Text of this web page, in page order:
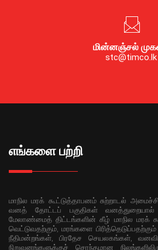
மின்னஞ்சல்
stc@timco.lk
எங்களை பற்றி
மாநில மரக் கூட்டுத்தாபனம் சுற்றாடல்
வனத் தோட்டப் பகுதிகள்
மேலாண்மைத் திட்டங்களின் கீழ் மாநில மரக்
வெட்டுவதற்கும், மரங்களை
நீதிமன்றங்கள், பிரதேச செயலகங்கள்,
நிறுவனங்களுக்குச் சொந்தமான